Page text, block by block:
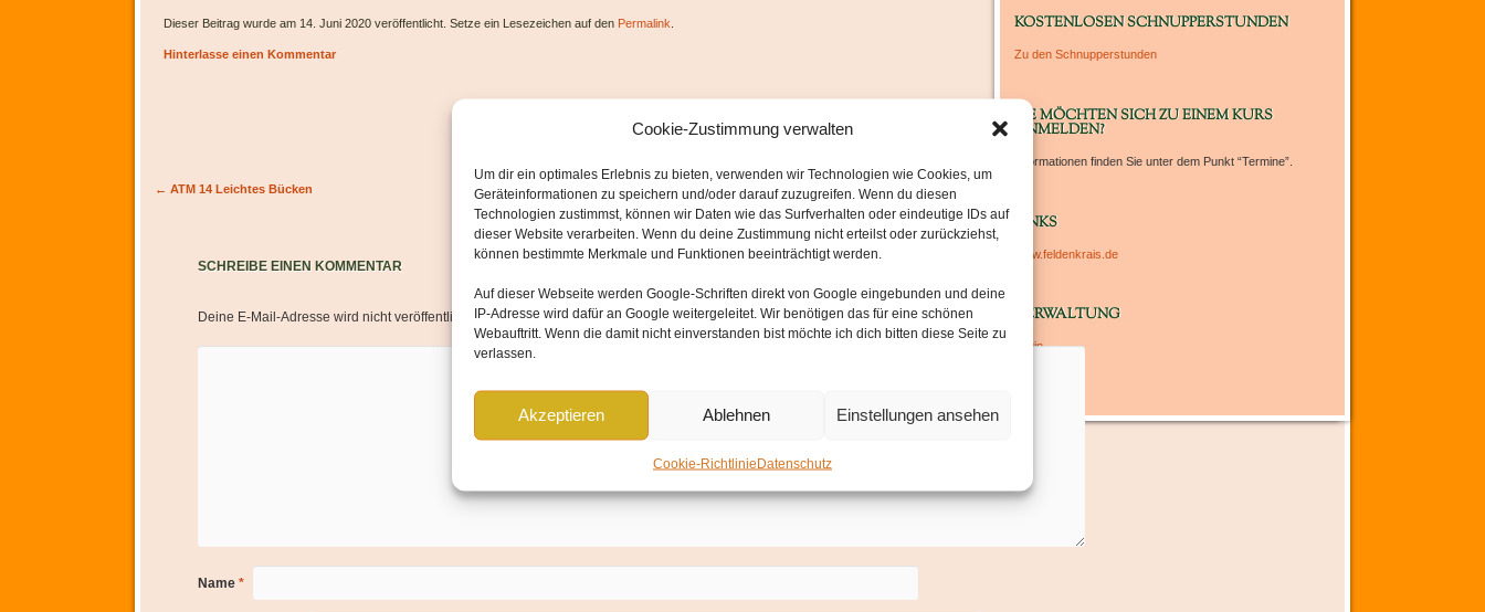
Cookie-Zustimmung verwalten
Um dir ein optimales Erlebnis zu bieten, verwenden wir Technologien wie Cookies, um
Geräteinformationen zu speichern und/oder darauf zuzugreifen. Wenn du diesen
Technologien zustimmst, können wir Daten wie das Surfverhalten oder eindeutige IDs auf
dieser Website verarbeiten. Wenn du deine Zustimmung nicht erteilst oder zurückziehst,
können bestimmte Merkmale und Funktionen beeinträchtigt werden.
Auf dieser Webseite werden Google-Schriften direkt von Google eingebunden und deine
IP-Adresse wird dafür an Google weitergeleitet. Wir benötigen das für eine schönen
Webauftritt. Wenn die damit nicht einverstanden bist möchte ich dich bitten diese Seite zu
verlassen.
Akzeptieren Ablehnen Einstellungen ansehen
Cookie-RichtlinieDatenschutz
Dieser Beitrag wurde am 14. Juni 2020 veröffentlicht. Setze ein Lesezeichen auf den Permalink
Hinterlasse einen Kommentar
Artikel-Navigation
← ATM 14 Leichtes Bücken
SCHREIBE EINEN KOMMENTAR
Deine E-Mail-Adresse wird nicht veröffentlicht. Erforderliche Felder sind mit*markiert
Name *
KOSTENLOSEN SCHNUPPERSTUNDEN
Zu den Schnupperstunden
SIE MÖCHTEN SICH ZU EINEM KURS
ANMELDEN?
Informationen finden Sie unter dem Punkt “Termine”.
LINKS
www.feldenkrais.de
VERWALTUNG
Login